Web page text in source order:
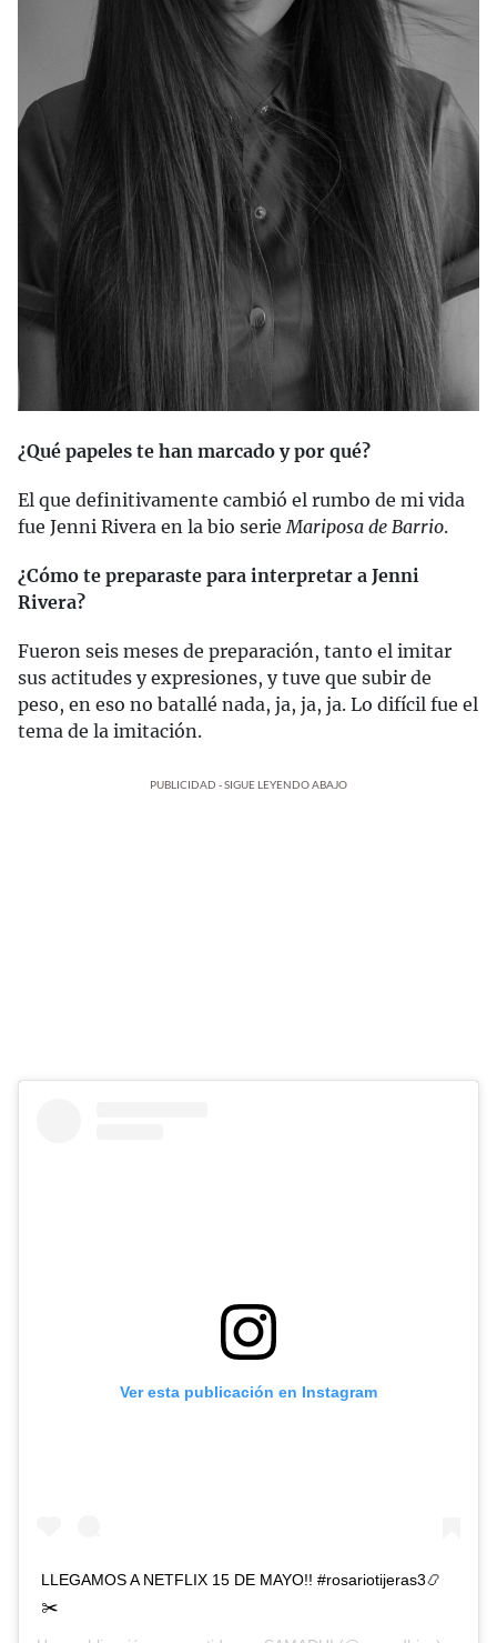
¿Qué papeles te han marcado y por qué?
El que definitivamente cambió el rumbo de mi vida
fue Jenni Rivera en la bio serieMariposa de Barrio.
¿Cómo te preparaste para interpretar a Jenni
Rivera?
Fueron seis meses de preparación, tanto el imitar
sus actitudes y expresiones, y tuve que subir de
peso, en eso no batallé nada, ja, ja, ja. Lo difícil fue el
tema de la imitación.
PUBLICIDAD - SIGUE LEYENDO ABAJO
Ver esta publicación en Instagram
LLEGAMOS A NETFLIX 15 DE MAYO!! #rosariotijeras3📿
✂️